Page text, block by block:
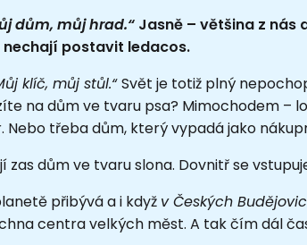
dům, můj hrad.“ Jasně – většina z nás
nechají postavit ledacos.
klíč, můj stůl.“Svět je totiž plný
na dům ve tvaru psa? Mimochodem –
Nebo třeba dům, který vypadá jako
zas dům ve tvaru slona. Dovnitř se
přibývá a i když v Českých
centra velkých měst. A tak čím dál